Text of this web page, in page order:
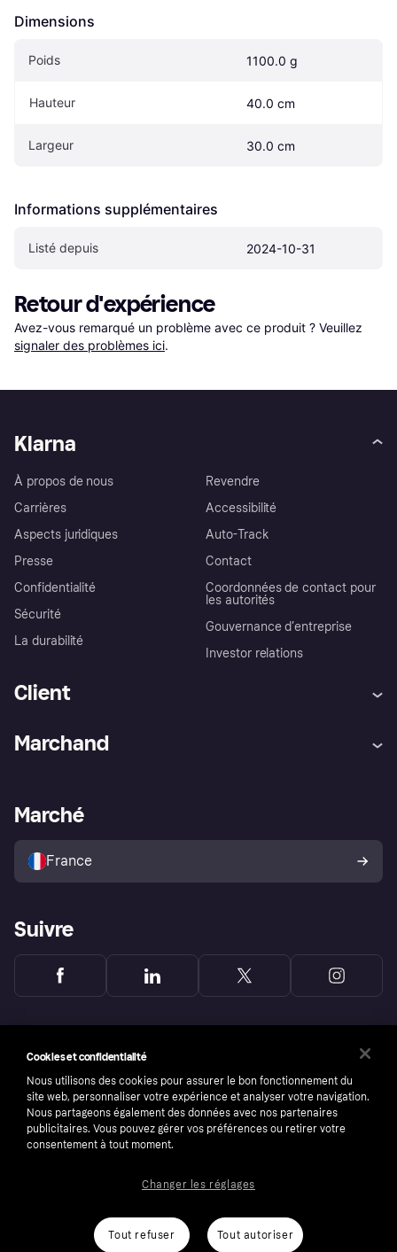
Dimensions
Poids 1100.0 g
Hauteur 40.0 cm
Largeur 30.0 cm
Informations supplémentaires
Listé depuis 2024-10-31
Retour d'expérience
Avez-vous remarqué un problème avec ce produit ? Veuillez
signaler des problèmes ici.
Klarna
À propos de nous
Carrières
Aspects juridiques
Presse
Confidentialité
Sécurité
La durabilité
Revendre
Accessibilité
Auto-Track
Contact
Coordonnées de contact pour
les autorités
Gouvernance d’entreprise
Investor relations
Client
Explorez les magasins
Politique de protection de
l’acheteur Klarna
Marchand
Portail Marchand
Marché
France
Suivre
number: 556737-0431
Cookies et confidentialité
Nous utilisons des cookies pour assurer le bon fonctionnement du
site web, personnaliser votre expérience et analyser votre navigation.
Nous partageons également des données avec nos partenaires
publicitaires. Vous pouvez gérer vos préférences ou retirer votre
consentement à tout moment.
Tout refuser Tout autoriser
Changer les réglages